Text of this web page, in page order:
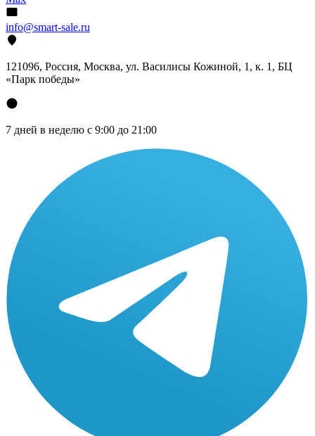
info@smart-sale.ru
121096, Россия, Москва, ул. Василисы Кожиной, 1, к. 1, БЦ
«Парк победы»
7 дней в неделю с 9:00 до 21:00